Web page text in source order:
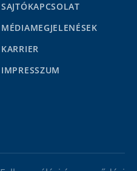
SAJTÓKAPCSOLAT
MÉDIAMEGJELENÉSEK
KARRIER
IMPRESSZUM